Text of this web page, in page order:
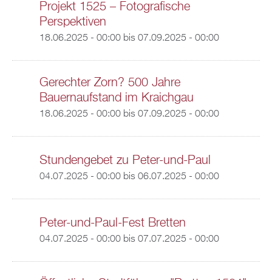
Projekt 1525 – Fotografische
Perspektiven
18.06.2025 - 00:00bis 07.09.2025 - 00:00
Gerechter Zorn? 500 Jahre
Bauernaufstand im Kraichgau
18.06.2025 - 00:00bis 07.09.2025 - 00:00
Stundengebet zu Peter-und-Paul
04.07.2025 - 00:00bis 06.07.2025 - 00:00
Peter-und-Paul-Fest Bretten
04.07.2025 - 00:00bis 07.07.2025 - 00:00